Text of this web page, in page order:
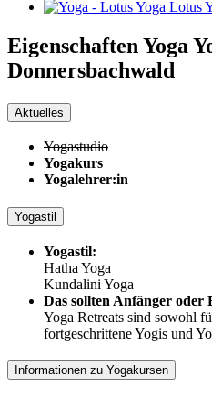
Lotus
Eigenschaften Yoga
Donnersbachwald
Aktuelles
Yogastudio
Yogakurs
Yogalehrer:in
Yogastil
Yogastil:
Hatha Yoga
Kundalini Yoga
Das sollten Anfänger oder
Yoga Retreats sind sowohl
fortgeschrittene Yogis und
Informationen zu Yogakursen